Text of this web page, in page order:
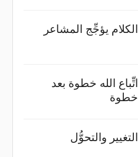
الكلام يؤجِّج المشاعر
اتِّباع الله خطوة بعد
خطوة
التغيير والتحوُّل